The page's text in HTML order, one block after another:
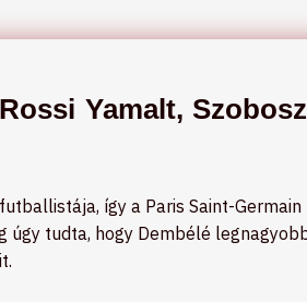
Yamalt,
így a Paris Saint-
úgy tudta, hogy Dembélé